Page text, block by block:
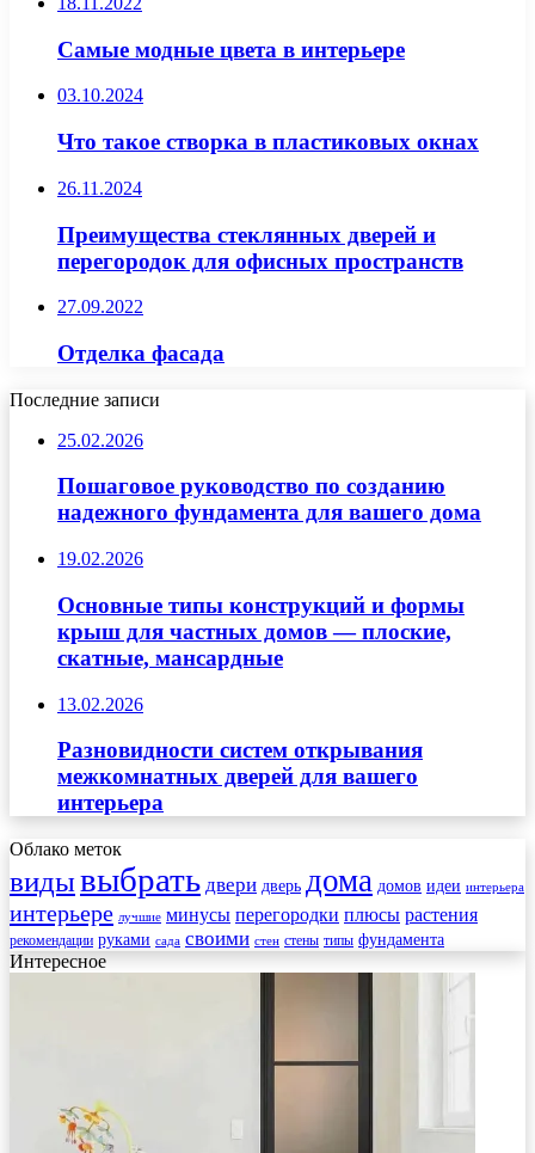
Самые модные цвета в интерьере
03.10.2024
Что такое створка в пластиковых окнах
26.11.2024
Преимущества стеклянных дверей и
перегородок для офисных пространств
27.09.2022
Отделка фасада
Последние записи
25.02.2026
Пошаговое руководство по созданию
надежного фундамента для вашего дома
19.02.2026
Основные типы конструкций и формы
крыш для частных домов — плоские,
скатные, мансардные
13.02.2026
Разновидности систем открывания
межкомнатных дверей для вашего
интерьера
Облако меток
видывыбрать двери дверь дома домов идеи интерьера
интерьере лучшие минусы перегородки плюсы растения
рекомендации руками сада своими стен стены типы фундамента
Интересное